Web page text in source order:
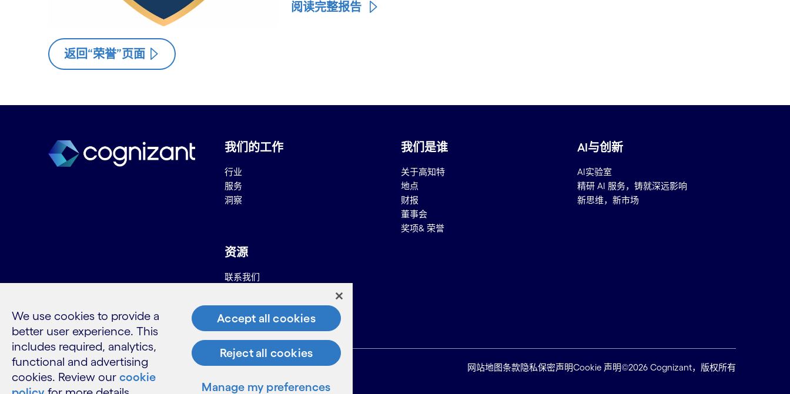
阅读完整报告
返回“荣誉”页面
我们的工作
行业
服务
洞察
我们是谁
关于高知特
地点
财报
董事会
奖项& 荣誉
AI与创新
AI实验室
精研 AI 服务，铸就深远影响
新思维，新市场
资源
联系我们
供应商信息查询
高知特术语查询
领英
网站地图条款隐私保密声明Cookie 声明©2026 Cognizant，版权所有
We use cookies to provide a
better user experience. This
includes required, analytics,
functional and advertising
cookies. Review our cookie
Accept all cookies
Reject all cookies
Manage my preferences